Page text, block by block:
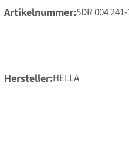
Artikelnummer 5DR 004
Hersteller HELLA